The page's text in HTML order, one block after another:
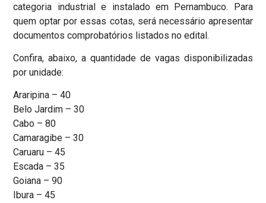
categoria industrial e instalado em Pernambuco. Para
quem optar por essas cotas, será necessário apresentar
documentos comprobatórios listados no edital.
Confira, abaixo, a quantidade de vagas disponibilizadas
por unidade:
Araripina – 40
Belo Jardim – 30
Cabo – 80
Camaragibe – 30
Caruaru – 45
Escada – 35
Goiana – 90
Ibura – 45